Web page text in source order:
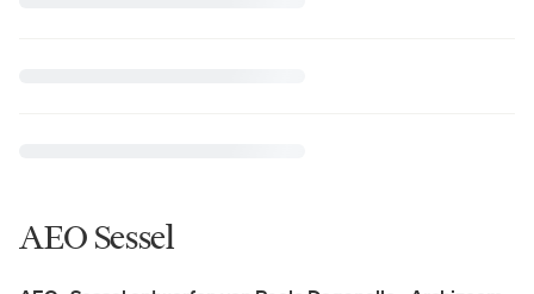
AEO Sessel